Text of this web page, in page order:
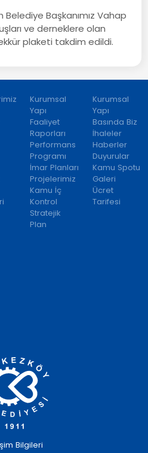
Belediye Başkanımız Vahap
ve derneklere olan
plaketi takdim edildi.
Kurumsal
Yapı
Faaliyet
Raporları
Performans
Programı
İmar Planları
Projelerimiz
Kamu İç
Kontrol
Stratejik
Plan
Kurumsal
Yapı
Basında Biz
İhaleler
Haberler
Duyurular
Kamu Spotu
Galeri
Ücret
Tarifesi
Bilgileri